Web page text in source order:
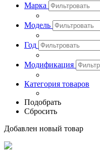
Марка
Модель
Год
Модификация
Категория товаров
Подобрать
Сбросить
Добавлен новый товар